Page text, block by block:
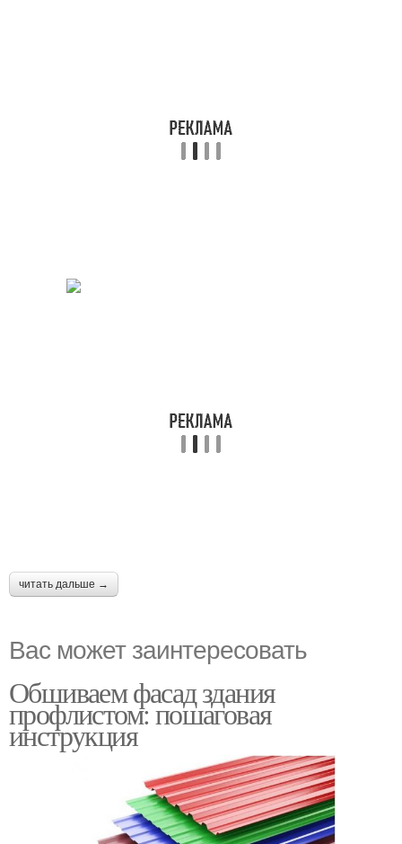
читать дальше →
Вас может заинтересовать
Обшиваем фасад здания
профлистом: пошаговая
инструкция